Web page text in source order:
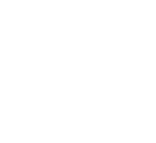
до 1 мкм.